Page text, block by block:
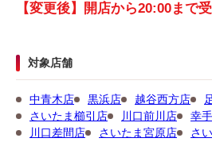
【変更後】開店から20:00まで
対象店舗
中青木店 黒浜店 越谷西方店
さいたま櫛引店
川口前川店 幸
川口差間店
さいたま宮原店
さ